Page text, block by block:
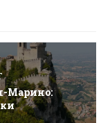
Марино: